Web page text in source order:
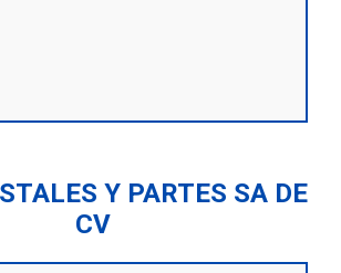
Y PARTES SA DE
CV